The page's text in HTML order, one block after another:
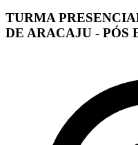
TURMA
DE ARACAJU - PÓS